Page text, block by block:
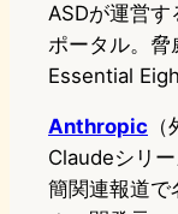
ASDが運営す
ポータル。脅
Essential
Anthropic
Claudeシリ
簡関連報道で